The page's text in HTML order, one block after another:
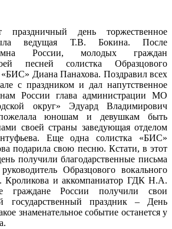
день торжественное
ведущая Т.В. Бокина. После
России, молодых граждан
песней солистка Образцового
«БИС» Диана Панахова. Поздравил всех
с праздником и дал напутственное
России глава администрации МО
округ» Эдуард Владимирович
юношам и девушкам быть
своей страны заведующая отделом
Еще одна солистка «БИС»
подарила свою песню. Кстати, в этот
получили благодарственные письма
Образцового вокального
Кроликова и аккомпаниатор ГДК Н.А.
граждане России получили свои
государственный праздник – День
знаменательное событие останется у